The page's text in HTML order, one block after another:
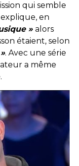
qui semble
en
» alors
étaient, selon
. Avec une série
a même